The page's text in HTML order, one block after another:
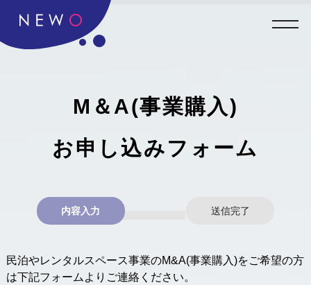
M＆A(事業購入)
お申し込みフォーム
内容入力 送信完了
民泊やレンタルスペース事業のM&A(事業購入)をご希望の方
は下記フォームよりご連絡ください。